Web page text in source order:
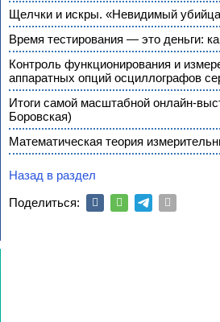
Щелчки и искры. «Невидимый
Время тестирования — это деньги:
Контроль функционирования и
аппаратных опций осциллографов
Итоги самой масштабной онлайн-
Боровская)
Математическая теория
Назад в раздел
Поделиться: